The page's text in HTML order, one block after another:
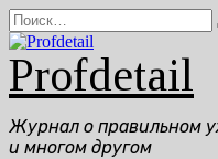
Перейти
к
содержанию
Search
for:
Profdetail
Журнал о правильном
и многом другом